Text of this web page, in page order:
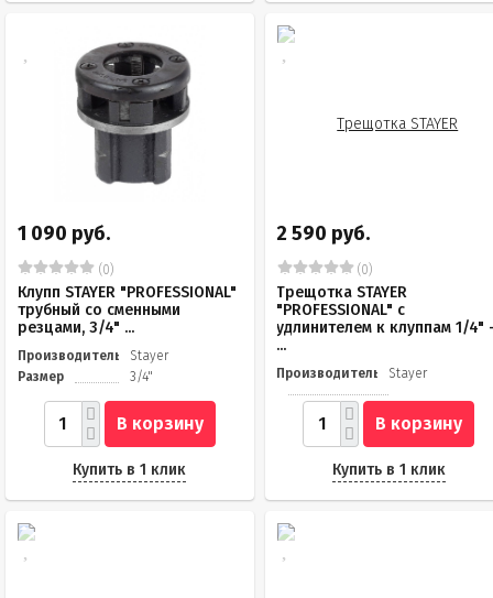
1 090 руб.
(0)
Клупп STAYER "PROFESSIONAL"
трубный со сменными
резцами, 3/4" ...
Производитель
Stayer
Размер
3/4"
В корзину
Купить в 1 клик
2 590 руб.
(0)
Трещотка STAYER
"PROFESSIONAL" с
удлинителем к клуппам 1/4"
...
Производитель Stayer
В корзину
Купить в 1 клик